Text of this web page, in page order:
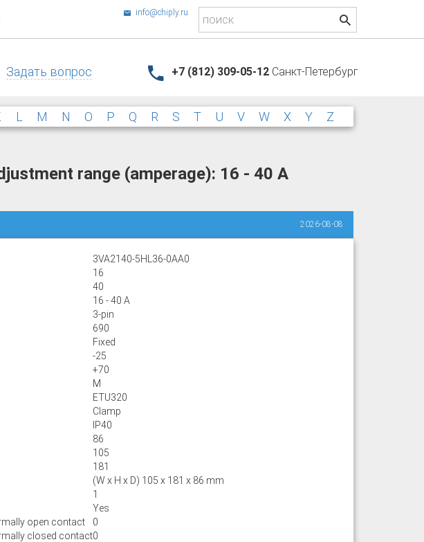
info@chiply.ru
Задать вопрос +7 (812) 309-05-12 Санкт-Петербург
L M N O P Q R S T U VW XY Z
range (amperage): 16 - 40 A
2026-08-08
3VA2140-5HL36-0AA0
16
40
16 - 40 A
3-pin
690
Fixed
-25
+70
M
ETU320
Clamp
IP40
86
105
181
(W x H x D) 105 x 181 x 86 mm
1
Yes
open contact
0
closed contact0